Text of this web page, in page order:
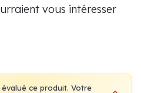
vous intéresser
ce produit. Votre